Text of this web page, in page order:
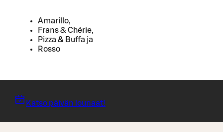
Amarillo,
Frans & Chérie,
Pizza & Buffa ja
Rosso
Katso päivän lounaat!